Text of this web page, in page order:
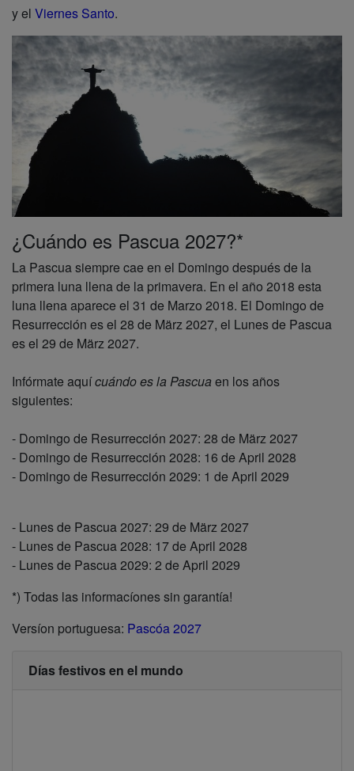
y el Viernes Santo.
¿Cuándo es Pascua 2027?*
La Pascua siempre cae en el Domingo después de la
primera luna llena de la primavera. En el año 2018 esta
luna llena aparece el 31 de Marzo 2018. El Domingo de
Resurrección es el 28 de März 2027, el Lunes de Pascua
es el 29 de März 2027.
Infórmate aquícuándo es la Pascua en los años
siguientes:
- Domingo de Resurrección 2027: 28 de März 2027
- Domingo de Resurrección 2028: 16 de April 2028
- Domingo de Resurrección 2029: 1 de April 2029
- Lunes de Pascua 2027: 29 de März 2027
- Lunes de Pascua 2028: 17 de April 2028
- Lunes de Pascua 2029: 2 de April 2029
*) Todas las informacíones sin garantía!
Versíon portuguesa: Pascóa 2027
Días festivos en el mundo